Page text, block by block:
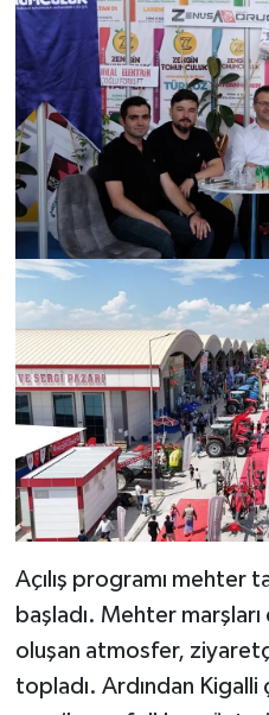
Açılış programı mehter
başladı. Mehter
oluşan atmosfer,
topladı. Ardından Kigalli